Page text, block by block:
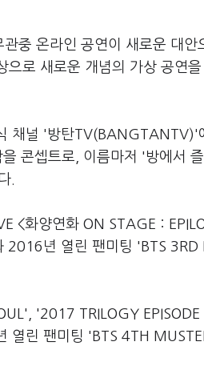
중 온라인 공연이 새로운 대안
로 새로운 개념의 가상 공연을
채널 '방탄TV(BANGTANTV)'
콘셉트로, 이름마저 '방에서
.
<화양연화 ON STAGE :
2016년 열린 팬미팅 'BTS 3RD
'2017 TRILOGY EPISODE
열린 팬미팅 'BTS 4TH